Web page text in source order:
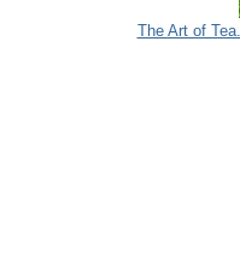
The Art of